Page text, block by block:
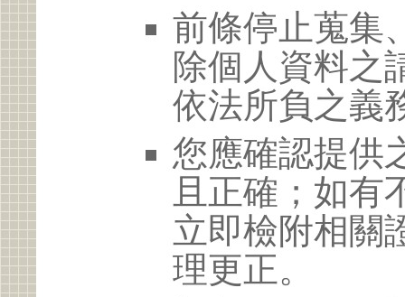
前條停止蒐集
除個人資料之
依法所負之義
您應確認提供
且正確；如有
立即檢附相關
理更正。